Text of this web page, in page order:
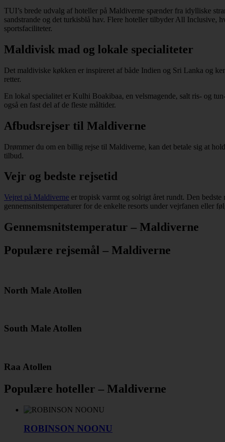
TUI’s brede udvalg af hoteller på Maldiverne spænder fra idylliske
sandstrande og det turkisblå hav. Flere hoteller tilbyder All Inclusive,
sportsfaciliteter.
Maldivisk mad og lokale specialiteter
Det maldiviske køkken er inspireret af både Indien og Sri Lanka og
retter.
En lokal specialitet er Kulhi Boakibaa, en velsmagende, salt ris- og
også en fast del af de fleste måltider.
Afbudsrejser til Maldiverne
Drømmer du om en billig rejse til Maldiverne, kan det betale sig at
tilbud.
Vejr og bedste rejsetid
Vejret på Maldiverne er tropisk varmt og solrigt året rundt. Den
gennemsnitstemperaturer for de enkelte resorts under vejrfanen eller
Gennemsnitstemperatur – Maldiverne
Populære rejsemål – Maldiverne
North Male Atollen
South Male Atollen
Raa Atollen
Populære hoteller – Maldiverne
ROBINSON NOONU